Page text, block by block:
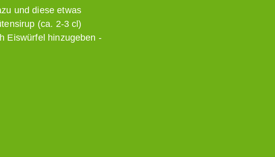
und diese etwas
(ca. 2-3 cl)
Eiswürfel hinzugeben -